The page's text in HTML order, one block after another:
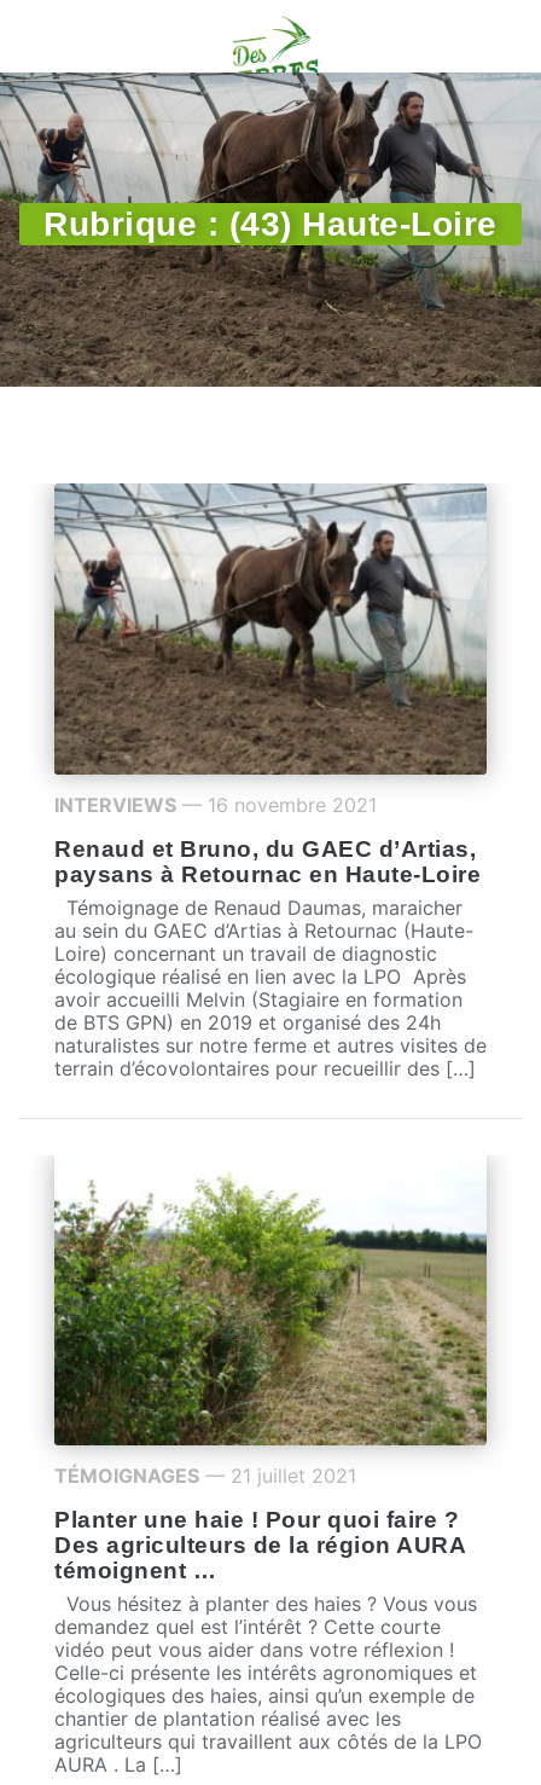
Rubrique : (43) Haute-Loire
INTERVIEWS — 16 novembre 2021
Renaud et Bruno, du GAEC d’Artias,
paysans à Retournac en Haute-Loire
Témoignage de Renaud Daumas, maraicher
au sein du GAEC d’Artias à Retournac (Haute-
Loire) concernant un travail de diagnostic
écologique réalisé en lien avec la LPO Après
avoir accueilli Melvin (Stagiaire en formation
de BTS GPN) en 2019 et organisé des 24h
naturalistes sur notre ferme et autres visites de
terrain d’écovolontaires pour recueillir des […]
TÉMOIGNAGES — 21 juillet 2021
Planter une haie ! Pour quoi faire ?
Des agriculteurs de la région AURA
témoignent …
Vous hésitez à planter des haies ? Vous vous
demandez quel est l’intérêt ? Cette courte
vidéo peut vous aider dans votre réflexion !
Celle-ci présente les intérêts agronomiques et
écologiques des haies, ainsi qu’un exemple de
chantier de plantation réalisé avec les
agriculteurs qui travaillent aux côtés de la LPO
AURA . La […]